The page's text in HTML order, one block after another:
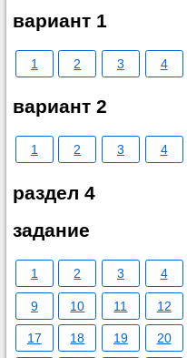
вариант 1
1 2 3 4
вариант 2
1 2 3 4
раздел 4
задание
1 2 3 4
9 10 11 12
17 18 19 20